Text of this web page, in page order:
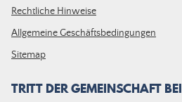
Rechtliche Hinweise
Allgemeine Geschäftsbedingungen
Sitemap
TRITT DER GEMEINSCHAFT BEI